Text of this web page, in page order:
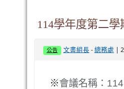
114學年度第二
公告 文書組長- 總務處 |
※會議名稱：